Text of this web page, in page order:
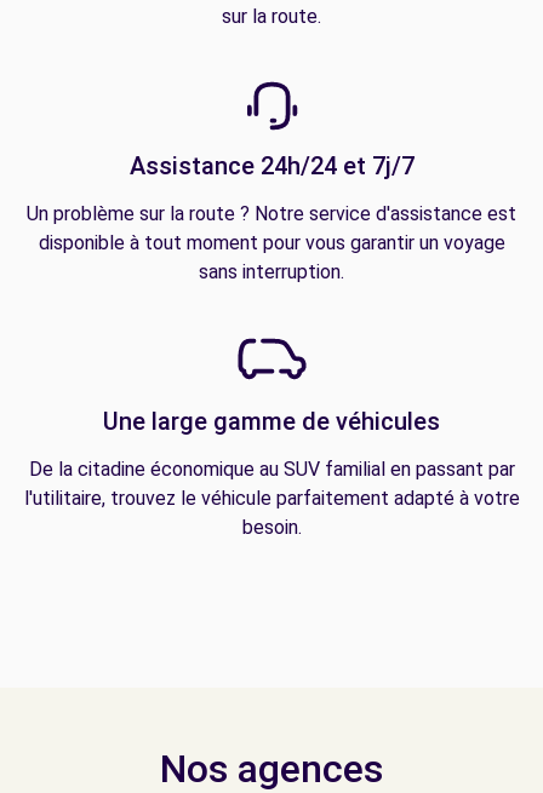
sur la route.
Assistance 24h/24 et 7j/7
Un problème sur la route ? Notre service d'assistance est
disponible à tout moment pour vous garantir un voyage
sans interruption.
Une large gamme de véhicules
De la citadine économique au SUV familial en passant par
l'utilitaire, trouvez le véhicule parfaitement adapté à votre
besoin.
Nos agences